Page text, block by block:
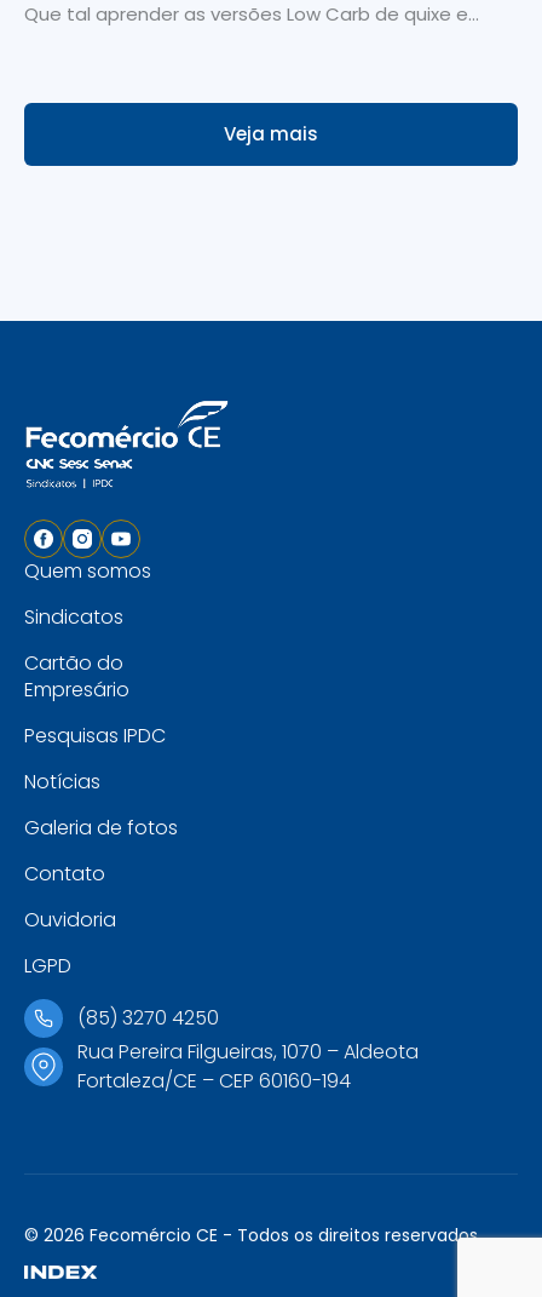
Que tal aprender as versões Low Carb de quixe e...
Veja mais
Quem somos
Sindicatos
Cartão do
Empresário
Pesquisas IPDC
Notícias
Galeria de fotos
Contato
Ouvidoria
LGPD
(85) 3270 4250
Rua Pereira Filgueiras, 1070 – Aldeota
Fortaleza/CE – CEP 60160-194
© 2026 Fecomércio CE - Todos os direitos reservados.